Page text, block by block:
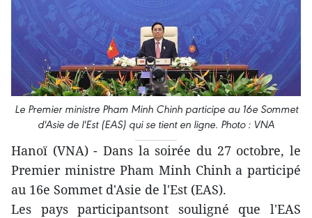
Le Premier ministre Pham Minh Chinh participe au 16e Sommet
d'Asie de l'Est (EAS) qui se tient en ligne. Photo : VNA
Hanoï (VNA) - Dans la soirée du 27 octobre, le
Premier ministre Pham Minh Chinh a participé
au 16e Sommet d'Asie de l'Est (EAS).
Les pays participantsont souligné que l'EAS